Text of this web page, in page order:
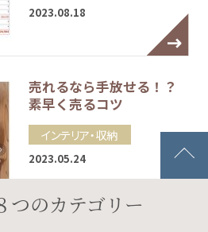
2023.08.18
売れるなら手放せる！？
素早く売るコツ
インテリア・収納
2023.05.24
つのカテゴリー